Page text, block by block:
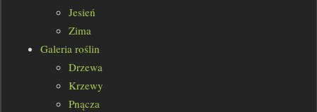
Jesień
Zima
Galeria roślin
Drzewa
Krzewy
Pnącza